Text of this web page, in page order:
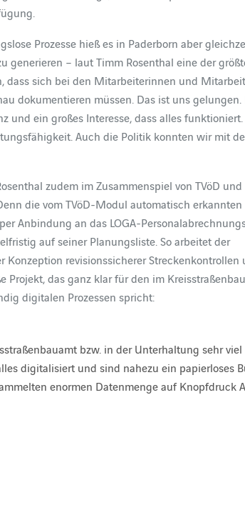
Prozesse hieß es in Paderborn aber
generieren – laut Timm Rosenthal eine der
dass sich bei den Mitarbeiterinnen und
dokumentieren müssen. Das ist uns
und ein großes Interesse, dass alles
Auch die Politik konnten wir mit
zudem im Zusammenspiel von TVöD und
die vom TVöD-Modul automatisch erkannten
Anbindung an das LOGA-
auf seiner Planungsliste. So arbeitet der
revisionssicherer Streckenkontrollen
Projekt, das ganz klar für den im
digitalen Prozessen spricht:
bzw. in der Unterhaltung sehr
digitalisiert und sind nahezu ein papierloses
enormen Datenmenge auf Knopfdruck